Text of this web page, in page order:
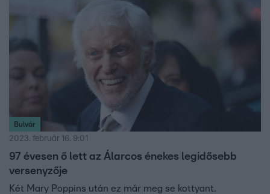
Bulvár
2023. február 16. 9:01
97 évesen ő lett az Álarcos énekes legidősebb
versenyzője
Két Mary Poppins után ez már meg se kottyant.